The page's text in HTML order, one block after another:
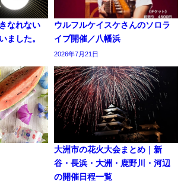
なれない
ました。
ウルフルケイスケさんのソロラ
イブ開催／八幡浜
2026年7月21日
大洲市の花火大会まとめ｜新
谷・長浜・大洲・鹿野川・河辺
の開催日程一覧